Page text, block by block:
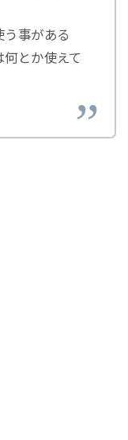
事がある
とか使えて